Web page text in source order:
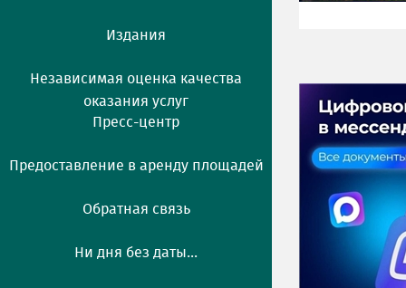
Издания
Независимая оценка качества
оказания услуг
Пресс-центр
Предоставление в аренду площадей
Обратная связь
Ни дня без даты...